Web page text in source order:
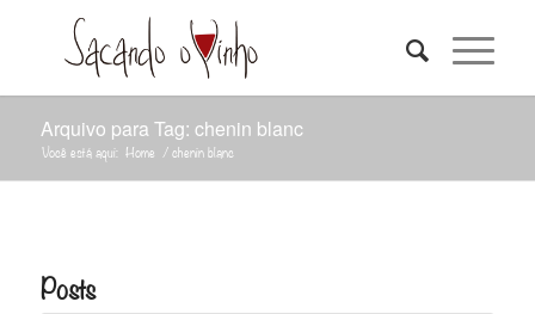
Arquivo para Tag: chenin blanc
Você está aqui: Home /chenin blanc
Posts